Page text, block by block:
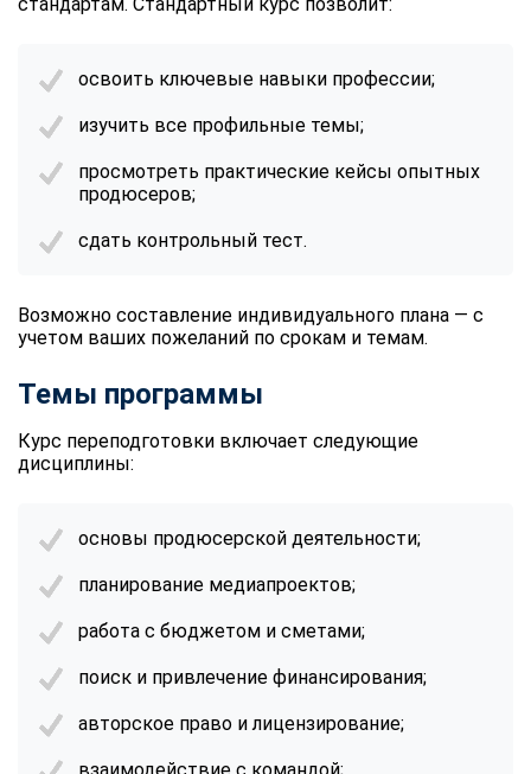
освоить ключевые навыки профессии;
изучить все профильные темы;
просмотреть практические кейсы опытных
продюсеров;
сдать контрольный тест.
Возможно составление индивидуального плана — с
учетом ваших пожеланий по срокам и темам.
Темы программы
Курс переподготовки включает следующие
дисциплины:
основы продюсерской деятельности;
планирование медиапроектов;
работа с бюджетом и сметами;
поиск и привлечение финансирования;
авторское право и лицензирование;